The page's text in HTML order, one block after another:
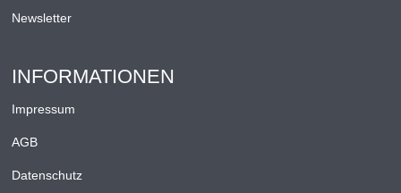
Newsletter
INFORMATIONEN
Impressum
AGB
Datenschutz